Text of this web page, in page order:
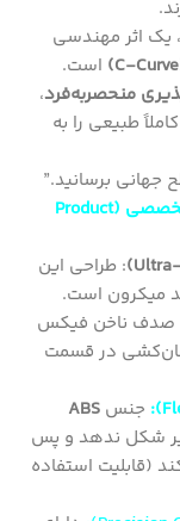
یک اثر مهندسی
است.
منحصربه‌فرد،
طبیعی را به
🚨 ویژگی‌های کلیدی و تخصصی (Product
: طراحی این
میکرون است.
صدف ناخن فیکس
در قسمت
جنس
شکل ندهد و پس
(قابلیت استفاده